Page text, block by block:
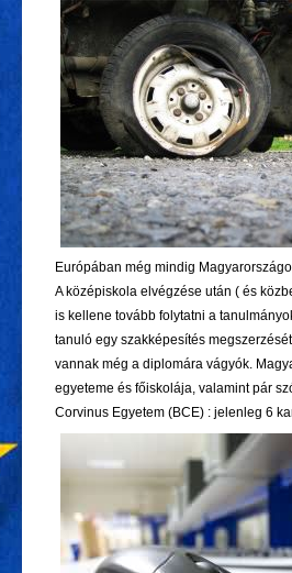
Európában még mindig
A középiskola elvégzése után ( és
is kellene tovább folytatni a
tanuló egy szakképesítés
vannak még a diplomára vágyók.
egyeteme és főiskolája, valamint pár
Corvinus Egyetem (BCE) : jelenleg 6